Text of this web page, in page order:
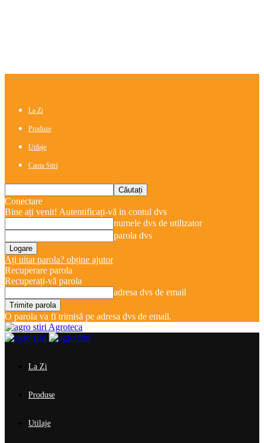
La Zi
Produse
Utilaje
Cauta Stiri
Conectare
Bine ați venit! Autentificați-vă in contul dvs
numele dvs de utilizator
parola dvs
Ați uitat parola? obține ajutor
Recuperare parola
Recuperați-vă parola
adresa dvs de email
O parola va fi trimisă pe adresa dvs de email.
Agroteca
La Zi
Produse
Utilaje